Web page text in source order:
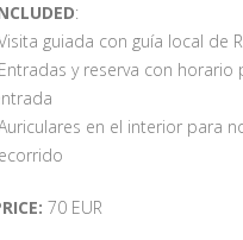
:
guiada con guía local de
y reserva con horario
en el interior para
70 EUR